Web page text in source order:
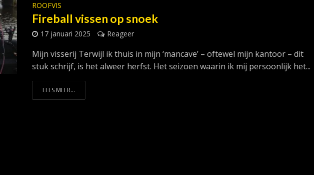
ROOFVIS
Fireball vissen op snoek
17 januari 2025 Reageer
Mijn visserij Terwijl ik thuis in mijn ‘mancave’ – oftewel mijn kantoor – dit
stuk schrijf, is het alweer herfst. Het seizoen waarin ik mij persoonlijk het...
LEES MEER...